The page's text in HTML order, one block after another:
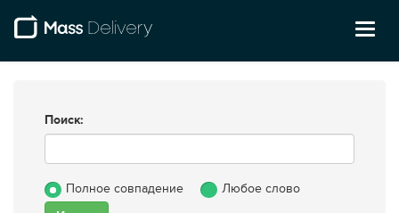
Поиск:
Полное совпадение Любое слово